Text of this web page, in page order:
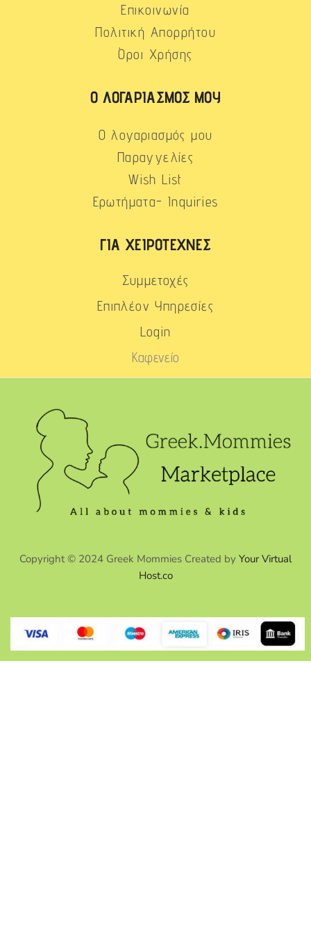
Επικοινωνία
Πολιτική Απορρήτου
Όροι Χρήσης
Ο ΛΟΓΑΡΙΑΣΜΌΣ ΜΟΥ
Ο λογαριασμός μου
Παραγγελίες
Wish List
Ερωτήματα- Inquiries
ΓΙΑ ΧΕΙΡΟΤΈΧΝΕΣ
Συμμετοχές
Επιπλέον Υπηρεσίες
Login
Καφενείο
Copyright © 2024 Greek Mommies Created by Your Virtual
Host.co